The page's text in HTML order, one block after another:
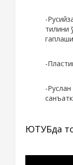
-
тилини
-
-
ЮТУБда